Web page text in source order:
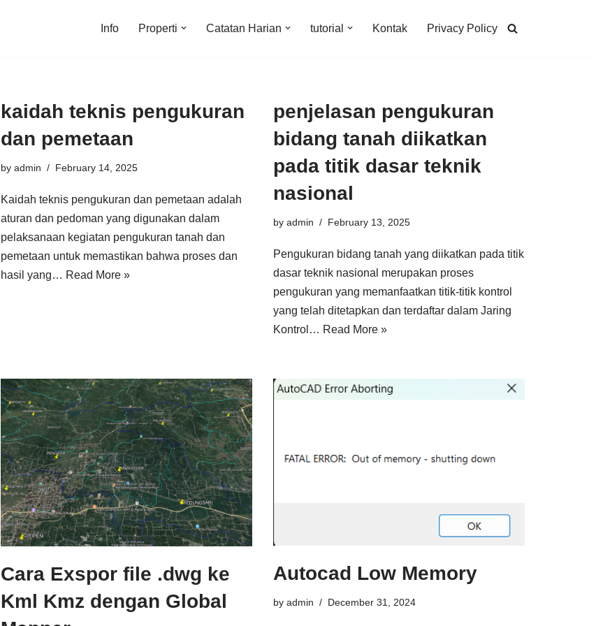
Info Properti Catatan Harian tutorial Kontak Privacy Policy
kaidah teknis pengukuran
dan pemetaan
by admin February 14, 2025
Kaidah teknis pengukuran dan pemetaan adalah
aturan dan pedoman yang digunakan dalam
pelaksanaan kegiatan pengukuran tanah dan
pemetaan untuk memastikan bahwa proses dan
hasil yang… Read More »
penjelasan pengukuran
bidang tanah diikatkan
pada titik dasar teknik
nasional
by admin February 13, 2025
Pengukuran bidang tanah yang diikatkan pada titik
dasar teknik nasional merupakan proses
pengukuran yang memanfaatkan titik-titik kontrol
yang telah ditetapkan dan terdaftar dalam Jaring
Kontrol… Read More »
Cara Exspor file .dwg ke
Kml Kmz dengan Global
Autocad Low Memory
by admin December 31, 2024